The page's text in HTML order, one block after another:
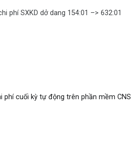
phí SXKD dở dang 154:01 –> 632:01
phí cuối kỳ tự động trên phần mềm CNS